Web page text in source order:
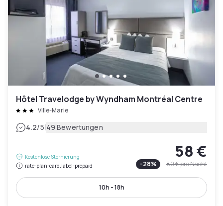
Hôtel Travelodge by Wyndham Montréal Centre
Ville-Marie
4.2/5|49 Bewertungen
Kostenlose Stornierung
rate-plan-card.label-prepaid
58 €
-28% 80 €pro Nacht
10h - 18h